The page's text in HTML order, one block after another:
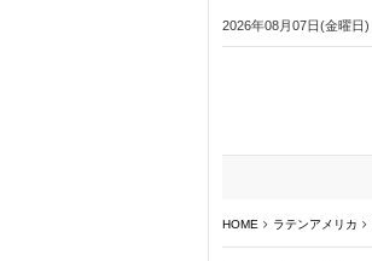
2026年08月07日(金曜日)
HOME ラテンアメリカ